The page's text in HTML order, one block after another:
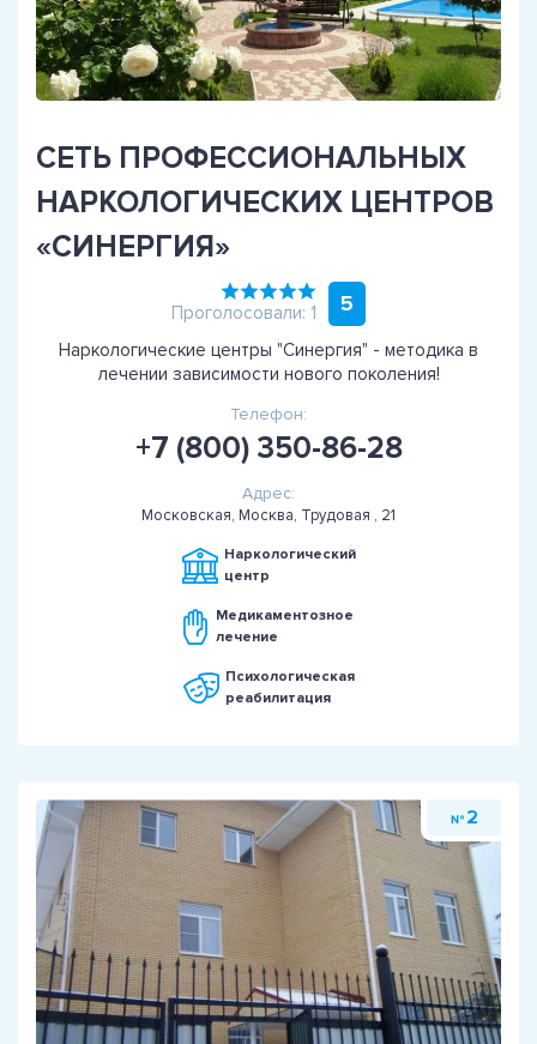
СЕТЬ ПРОФЕССИОНАЛЬНЫХ
НАРКОЛОГИЧЕСКИХ ЦЕНТРОВ
«СИНЕРГИЯ»
Проголосовали: 1 5
Наркологические центры "Синергия" - методика в
лечении зависимости нового поколения!
Телефон:
+7 (800) 350-86-28
Адрес:
Московская, Москва, Трудовая , 21
Наркологический
центр
Медикаментозное
лечение
Психологическая
реабилитация
№ 2